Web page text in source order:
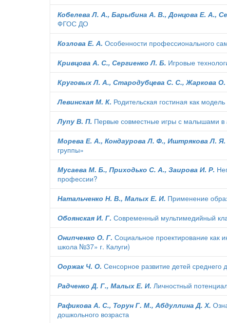
Кобелева Л. А., Барыбина А. В., Донцова Е. А.,
ФГОС ДО
Козлова Е. А. Особенности профессионального
Кривцова А. С., Сергиенко Л. Б. Игровые
Круговых Л. А., Стародубцева С. С., Жаркова О.
Левинская М. К. Родительская гостиная как
Лупу В. П. Первые совместные игры с малышами в
Морева Е. А., Кондаурова Л. Ф., Иштрякова Л. Я.
группы»
Мусаева М. Б., Приходько С. А., Заирова И. Р.
профессии?
Натальченко Н. В., Малых Е. И. Применение
Обоянская И. Г. Современный мультимедийный
Онипченко О. Г. Социальное проектирование как
школа №37» г. Калуги)
Ооржак Ч. О. Сенсорное развитие детей среднего
Радченко Д. Г., Малых Е. И. Личностный
Рафикова А. С., Торун Г. М., Абдуллина Д. Х.
дошкольного возраста